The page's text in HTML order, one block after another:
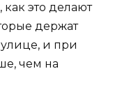
это делают
держат
улице, и при
чем на